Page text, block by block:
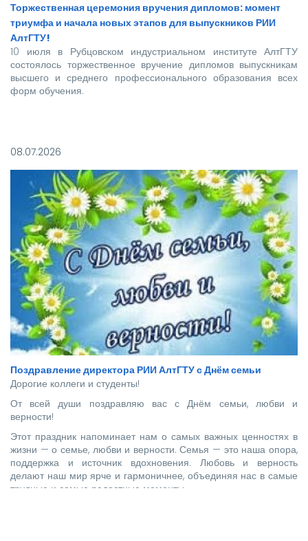
Торжественная церемония вручения дипломов: момент
триумфа и начала новых этапов для выпускников РИИ
АлтГТУ!
10 июля в Рубцовском индустриальном институте АлтГТУ
состоялось торжественное вручение дипломов выпускникам
высшего и среднего профессионального образования всех
форм обучения.
высококвалифицированных специалистов, которым предстоит
стать надежной опорой и строить будущее нашей великой
страны.
08.07.2026
Поздравление директора РИИ АлтГТУ с Днём семьи
Дорогие коллеги и студенты!
От всей души поздравляю вас с Днём семьи, любви и
верности!
Этот праздник напоминает нам о самых важных ценностях в
жизни — о семье, любви и верности. Семья — это наша опора,
поддержка и источник вдохновения. Любовь и верность
делают наш мир ярче и гармоничнее, объединяя нас в самые
трудные и самые радостные моменты.